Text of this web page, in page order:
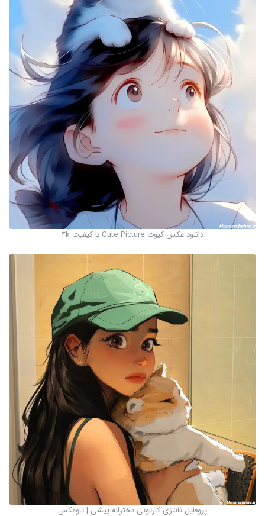
دانلود عکس کیوت Cute Picture با کیفیت 4k
پروفایل فانتزی کارتونی دخترانه پیشی | تاوعکس